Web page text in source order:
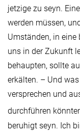
jetzige zu seyn.
werden müssen,
Umständen, in eine
uns in der Zukunft
behaupten, sollte
erkälten. – Und
versprechen und
durchführen
beruhigt seyn. Ich